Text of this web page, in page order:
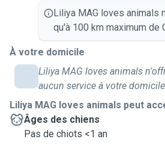
Liliya MAG loves animals
qu'à 100 km maximum de
À votre domicile
Liliya MAG loves animals
aucun service à votre
Liliya MAG loves animals peut
Âges des chiens
Pas de chiots <1 an